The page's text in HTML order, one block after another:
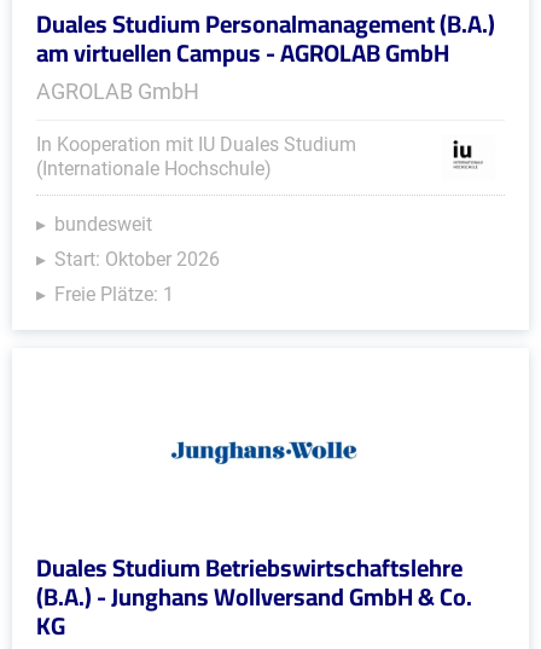
Duales Studium Personalmanagement (B.A.)
am virtuellen Campus - AGROLAB GmbH
AGROLAB GmbH
In Kooperation mit IU Duales Studium
(Internationale Hochschule)
bundesweit
Start: Oktober 2026
Freie Plätze: 1
Duales Studium Betriebswirtschaftslehre
(B.A.) - Junghans Wollversand GmbH & Co.
KG